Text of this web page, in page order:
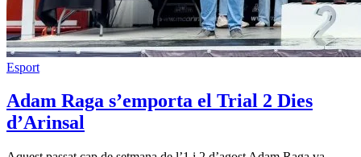
Esport
Adam Raga s’emporta el Trial 2 Dies
d’Arinsal